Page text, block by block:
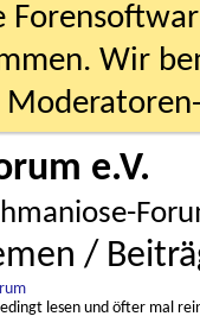
Wir
e.V.
/
lesen und öfter mal